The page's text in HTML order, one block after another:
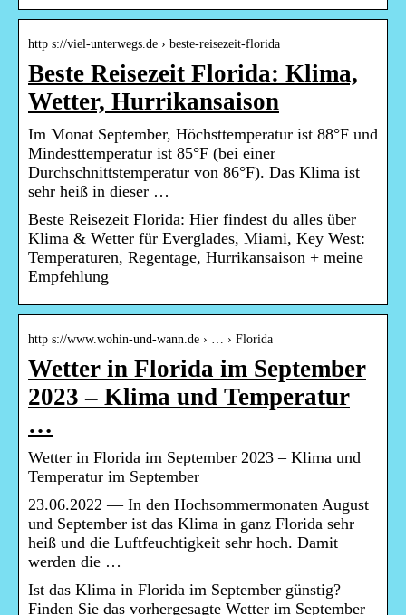
http s://viel-unterwegs.de › beste-reisezeit-florida
Beste Reisezeit Florida: Klima,
Wetter, Hurrikansaison
Im Monat September, Höchsttemperatur ist 88°F und
Mindesttemperatur ist 85°F (bei einer
Durchschnittstemperatur von 86°F). Das Klima ist
sehr heiß in dieser …
Beste Reisezeit Florida: Hier findest du alles über
Klima & Wetter für Everglades, Miami, Key West:
Temperaturen, Regentage, Hurrikansaison + meine
Empfehlung
http s://www.wohin-und-wann.de › … › Florida
Wetter in Florida im September
2023 – Klima und Temperatur
…
Wetter in Florida im September 2023 – Klima und
Temperatur im September
23.06.2022 — In den Hochsommermonaten August
und September ist das Klima in ganz Florida sehr
heiß und die Luftfeuchtigkeit sehr hoch. Damit
werden die …
Ist das Klima in Florida im September günstig?
Finden Sie das vorhergesagte Wetter im September